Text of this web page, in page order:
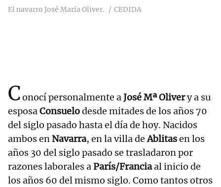
El navarro José María Oliver. CEDIDA
Conocí personalmente aJosé Mª Olivery a su
esposaConsuelodesde mitades de los años 70
del siglo pasado hasta el día de hoy. Nacidos
ambos en Navarra, en la villa deAblitasen los
años 30 del siglo pasado se trasladaron por
razones laborales aParís/Franciaal inicio de
los años 60 del mismo siglo. Como tantos otros